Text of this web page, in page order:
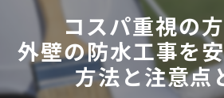
コスパ重視の
外壁の防水工事を
方法と注意点